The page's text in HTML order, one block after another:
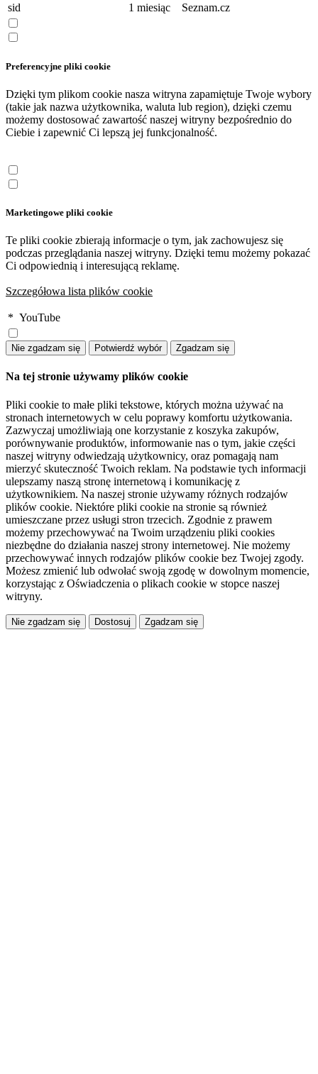
sid 1 miesiąc Seznam.cz
Preferencyjne pliki cookie
Dzięki tym plikom cookie nasza witryna zapamiętuje Twoje wybory
(takie jak nazwa użytkownika, waluta lub region), dzięki czemu
możemy dostosować zawartość naszej witryny bezpośrednio do
Ciebie i zapewnić Ci lepszą jej funkcjonalność.
Marketingowe pliki cookie
Te pliki cookie zbierają informacje o tym, jak zachowujesz się
podczas przeglądania naszej witryny. Dzięki temu możemy pokazać
Ci odpowiednią i interesującą reklamę.
Szczegółowa lista plików cookie
* YouTube
Na tej stronie używamy plików cookie
Pliki cookie to małe pliki tekstowe, których można używać na
stronach internetowych w celu poprawy komfortu użytkowania.
Zazwyczaj umożliwiają one korzystanie z koszyka zakupów,
porównywanie produktów, informowanie nas o tym, jakie części
naszej witryny odwiedzają użytkownicy, oraz pomagają nam
mierzyć skuteczność Twoich reklam. Na podstawie tych informacji
ulepszamy naszą stronę internetową i komunikację z
użytkownikiem. Na naszej stronie używamy różnych rodzajów
plików cookie. Niektóre pliki cookie na stronie są również
umieszczane przez usługi stron trzecich. Zgodnie z prawem
możemy przechowywać na Twoim urządzeniu pliki cookies
niezbędne do działania naszej strony internetowej. Nie możemy
przechowywać innych rodzajów plików cookie bez Twojej zgody.
Możesz zmienić lub odwołać swoją zgodę w dowolnym momencie,
korzystając z Oświadczenia o plikach cookie w stopce naszej
witryny.
Dostosuj